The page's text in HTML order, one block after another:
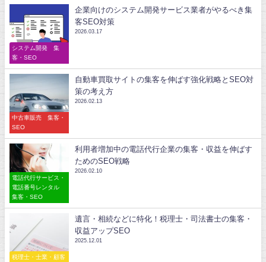
システム開発 集
客・SEO
企業向けのシステム開発サービス業者がやるべき集
客SEO対策
2026.03.17
中古車販売 集客・
SEO
自動車買取サイトの集客を伸ばす強化戦略とSEO対
策の考え方
2026.02.13
電話代行サービス・
電話番号レンタル
集客・SEO
利用者増加中の電話代行企業の集客・収益を伸ばす
ためのSEO戦略
2026.02.10
税理士・士業・顧客
遺言・相続などに特化！税理士・司法書士の集客・
収益アップSEO
2025.12.01